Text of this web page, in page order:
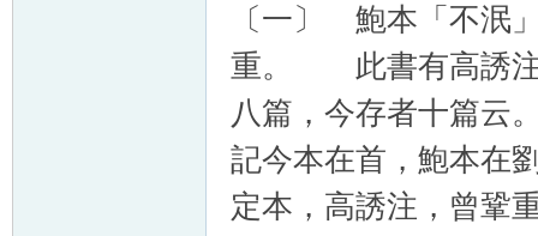
〔一〕 鮑本「不泯
重。 此書有高誘注
八篇，今存者十篇云
記今本在首，鮑本在
定本，高誘注，曾鞏